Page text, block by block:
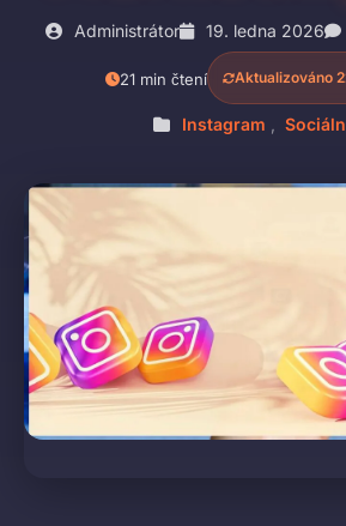
Administrátor 19. ledna 2026
21 min čtení Aktualizováno
Instagram